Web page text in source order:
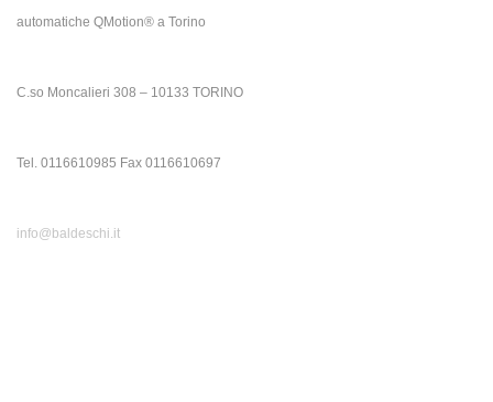
automatiche QMotion® a Torino
C.so Moncalieri 308 – 10133 TORINO
Tel. 0116610985 Fax 0116610697
info@baldeschi.it